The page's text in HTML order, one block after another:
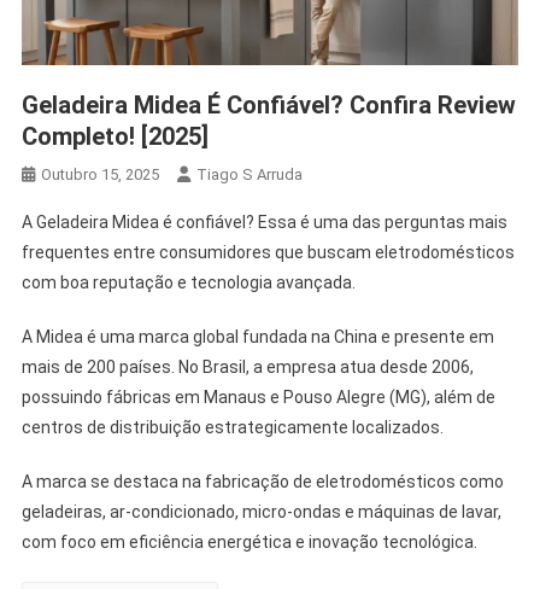
Geladeira Midea É Confiável? Confira Review
Completo! [2025]
Outubro 15, 2025 Tiago S Arruda
A Geladeira Midea é confiável? Essa é uma das perguntas mais
frequentes entre consumidores que buscam eletrodomésticos
com boa reputação e tecnologia avançada.
A Midea é uma marca global fundada na China e presente em
mais de 200 países. No Brasil, a empresa atua desde 2006,
possuindo fábricas em Manaus e Pouso Alegre (MG), além de
centros de distribuição estrategicamente localizados.
A marca se destaca na fabricação de eletrodomésticos como
geladeiras, ar-condicionado, micro-ondas e máquinas de lavar,
com foco em eficiência energética e inovação tecnológica.